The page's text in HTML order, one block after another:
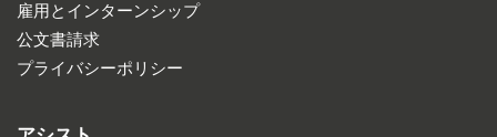
雇用とインターンシップ
公文書請求
プライバシーポリシー